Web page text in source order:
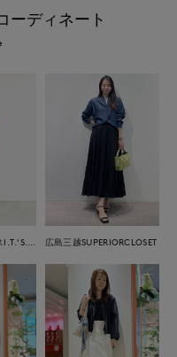
ーディネート
広島三越SUPERIORCLOSET